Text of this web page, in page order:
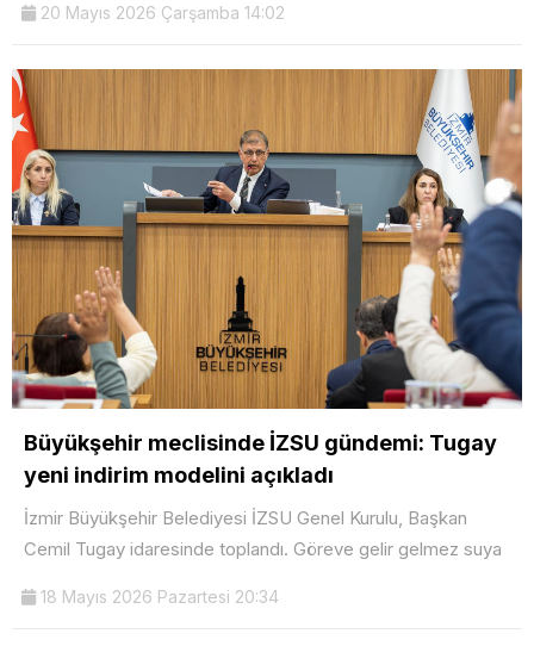
20 Mayıs 2026 Çarşamba 14:02
Büyükşehir meclisinde İZSU gündemi: Tugay
yeni indirim modelini açıkladı
İzmir Büyükşehir Belediyesi İZSU Genel Kurulu, Başkan
Cemil Tugay idaresinde toplandı. Göreve gelir gelmez suya
18 Mayıs 2026 Pazartesi 20:34